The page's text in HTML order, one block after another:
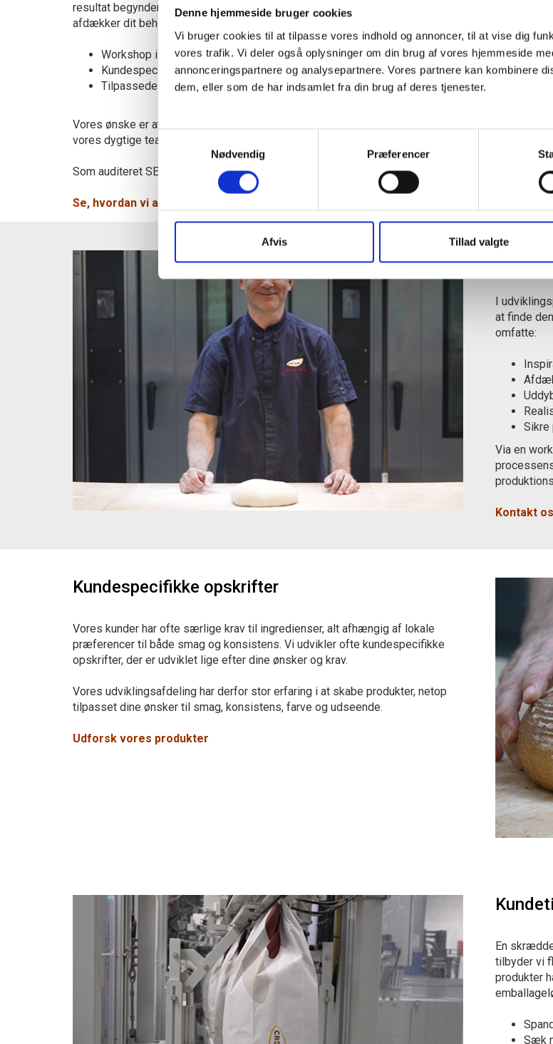
Denne hjemmeside bruger cookies
Vi bruger cookies til at tilpasse vores indhold og annoncer, til at vise dig
vores trafik. Vi deler også oplysninger om din brug af vores hjemmeside
annonceringspartnere og analysepartnere. Vores partnere kan kombinere
dem, eller som de har indsamlet fra din brug af deres tjenester.
Samtykkevalg
Nødvendig
Præferencer
Afvis Tillad valgte
resultat begynder med et tæt effektivt og fleksibelt samarbejde, hvor vi skræddersyr løsninger
afdækker dit behov og tilbyder derfor:
Workshop i vores testbageri
Kundespecifikke opskrifter
Tilpassede emballageløsninger
Vores ønske er at skabe holdbare løsninger sammen med dig, der virker i din produktion.
vores dygtige team altid klar til at hjælpe med at implementere nye produkter, så du kommer godt
Som auditeret SEDEX-medlem og med certificeringer som BRCGS, RSPO og RAC gør vi det
Se, hvordan vi arbejder med certificeringer og ansvarlighed
I
at finde
omfatte:
Sikre
Via en
Kontakt
Kundespecifikke opskrifter
Vores kunder har ofte særlige krav til ingredienser, alt afhængig af lokale
præferencer til både smag og konsistens. Vi udvikler ofte kundespecifikke
opskrifter, der er udviklet lige efter dine ønsker og krav.
Vores udviklingsafdeling har derfor stor erfaring i at skabe produkter, netop
tilpasset dine ønsker til smag, konsistens, farve og udseende.
Udforsk vores produkter
En
tilbyder vi
produkter
Sæk